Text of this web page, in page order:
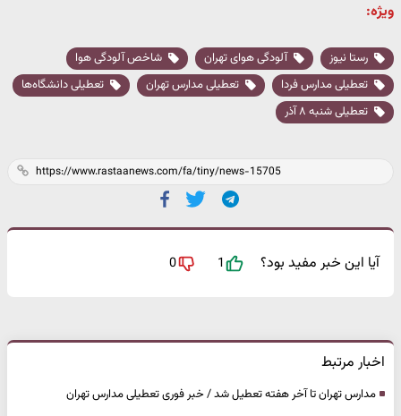
ویژه:
رستا نیوز آلودگی هوای تهران
شاخص آلودگی هوا
تعطیلی مدارس فردا
تعطیلی مدارس تهران
تعطیلی دانشگاه‌ها
تعطیلی شنبه ۸ آذر
آیا این خبر مفید بود؟ 1
0
اخبار مرتبط
مدارس تهران تا آخر هفته تعطیل شد / خبر فوری تعطیلی مدارس تهران